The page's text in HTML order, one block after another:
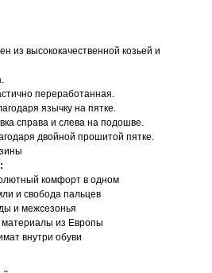
из высококачественной козьей и
переработанная.
язычку на пятке.
справа и слева на подошве.
двойной прошитой пятке.
комфорт в одном
и свобода пальцев
и межсезонья
материалы из Европы
внутри обуви